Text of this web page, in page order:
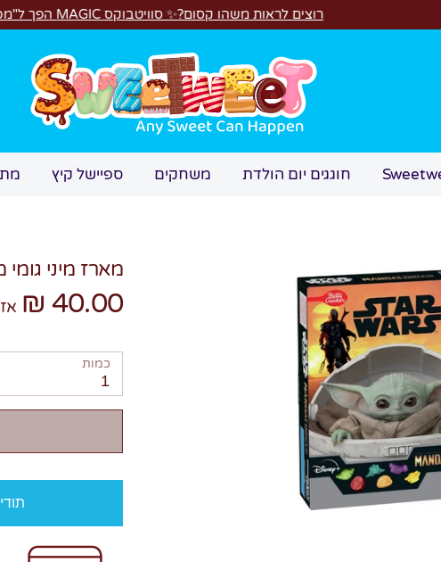
רוצים לראות משהו קסום?✨ סוויטבוקס MAGIC הפך ל"מכונת משחקים"! 🎁🕹️
חיפוש
חוגגים יום הולדת משחקים ספיישל קיץ
מארז מיני
40.00 ₪
כמות
1